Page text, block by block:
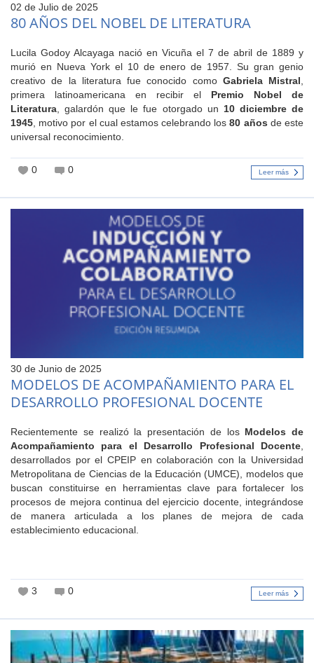
02 de Julio de 2025
80 AÑOS DEL NOBEL DE LITERATURA
Lucila Godoy Alcayaga nació en Vicuña el 7 de abril de 1889 y
murió en Nueva York el 10 de enero de 1957. Su gran genio
creativo de la literatura fue conocido como Gabriela Mistral
primera latinoamericana en recibir el Premio Nobel de
Literatura , galardón que le fue otorgado un 10 diciembre de
1945 , motivo por el cual estamos celebrando los80 años de este
universal reconocimiento.
0 0 Leer más
30 de Junio de 2025
MODELOS DE ACOMPAÑAMIENTO PARA EL
DESARROLLO PROFESIONAL DOCENTE
Recientemente se realizó la presentación de los Modelos de
Acompañamiento para el Desarrollo Profesional Docente
desarrollados por el CPEIP en colaboración con la Universidad
Metropolitana de Ciencias de la Educación (UMCE), modelos que
buscan constituirse en herramientas clave para fortalecer los
procesos de mejora continua del ejercicio docente, integrándose
de manera articulada a los planes de mejora de cada
establecimiento educacional.
3 0 Leer más